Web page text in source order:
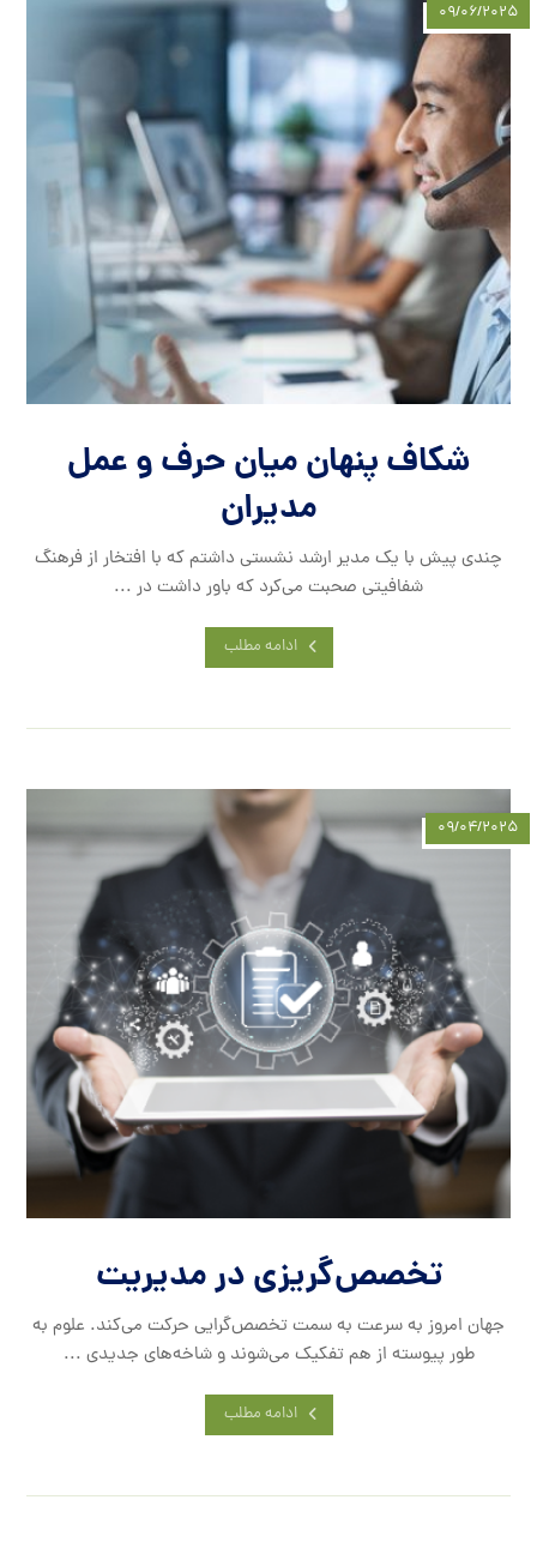
شکاف پنهان میان حرف و عمل
مدیران
۰۹/۰۶/۲۰۲۵
چندی پیش با یک مدیر ارشد نشستی داشتم که با افتخار از فرهنگ
شفافیتی صحبت می‌کرد که باور داشت در ...
ادامه مطلب
تخصص‌گریزی در مدیریت
۰۹/۰۴/۲۰۲۵
جهان امروز به سرعت به سمت تخصص‌گرایی حرکت می‌کند. علوم به
طور پیوسته از هم تفکیک می‌شوند و شاخه‌های جدیدی ...
ادامه مطلب